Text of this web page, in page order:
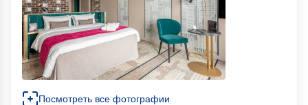
Посмотреть все фотографии